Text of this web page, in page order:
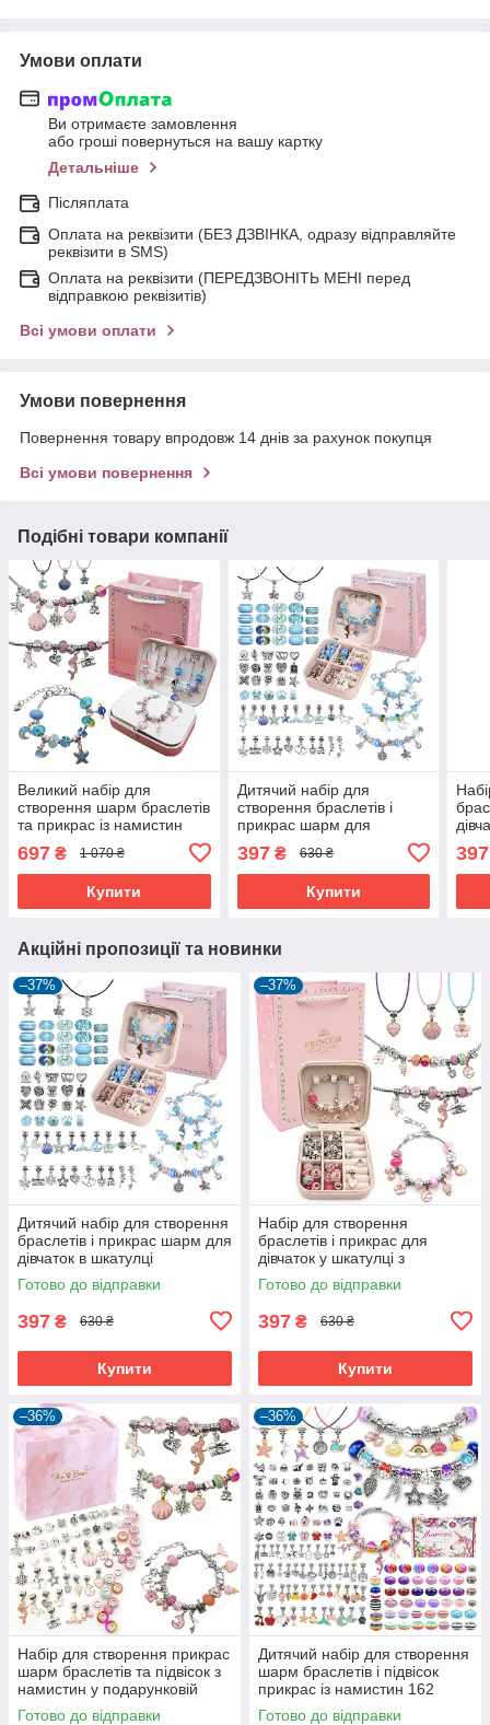
Умови оплати
Ви отримаєте замовлення
або гроші повернуться на вашу картку
Детальніше
Післяплата
Оплата на реквізити (БЕЗ ДЗВІНКА, одразу відправляйте
реквізити в SMS)
Оплата на реквізити (ПЕРЕДЗВОНІТЬ МЕНІ перед
відправкою реквізитів)
Всі умови оплати
Умови повернення
Повернення товару впродовж 14 днів за рахунок покупця
Всі умови повернення
Подібні товари компанії
Великий набір для
створення шарм браслетів
та прикрас із намистин
Рожевий/Блакитний
(60330)
697 ₴ 1 070 ₴
Купити
Дитячий набір для
створення браслетів і
прикрас шарм для
Блакитний (60335)
397₴ 630 ₴
Купити
397
Акційні пропозиції та новинки
–37%
Дитячий набір для створення
браслетів і прикрас шарм для
дівчаток в шкатулці
Блакитний (60335)
Готово до відправки
397 ₴ 630 ₴
Купити
–37%
Набір для створення
браслетів і прикрас для
дівчаток у шкатулці з
подарунковим пакетом
Рожевий (60097)
Готово до відправки
397 ₴ 630 ₴
Купити
–36%
Набір для створення прикрас
шарм браслетів та підвісок з
намистин у подарунковій
коробці Рожевий (60103)
Готово до відправки
–36%
Дитячий набір для створення
шарм браслетів і підвісок
прикрас із намистин 162
елемента (60471)
Готово до відправки